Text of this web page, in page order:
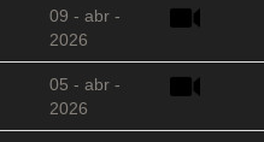
09 - abr -
2026
05 - abr -
2026